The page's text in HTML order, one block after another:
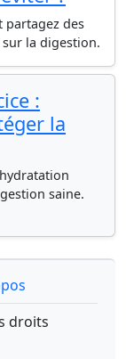
partagez des
la digestion.
:
la
saine.
droits